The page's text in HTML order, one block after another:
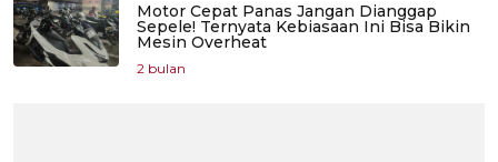
Motor Cepat Panas Jangan Dianggap
Sepele! Ternyata Kebiasaan Ini Bisa Bikin
Mesin Overheat
2 bulan